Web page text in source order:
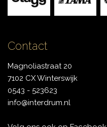
Contact
Magnoliastraat 20
7102 CX Winterswijk
0543 - 523623
info@interdrum.nl